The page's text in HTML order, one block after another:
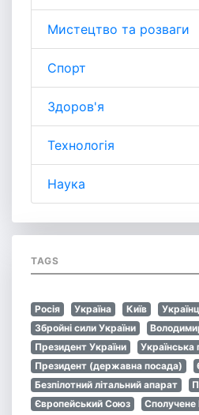
Мистецтво та розваги
Спорт
Здоров'я
Технологія
Наука
TAGS
Росія Україна Київ
Збройні сили України
Президент України
Українська
Президент (державна посада)
Безпілотний літальний апарат
Європейський Союз
Сполучене